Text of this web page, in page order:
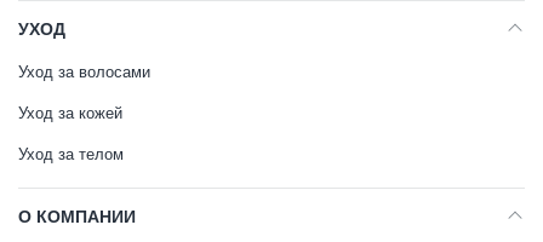
УХОД
Уход за волосами
Уход за кожей
Уход за телом
О КОМПАНИИ